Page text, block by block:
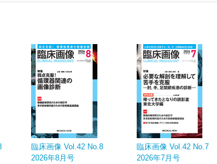
臨床画像 Vol.42 No.8
2026年8月号
臨床画像 Vol.42 No.7
2026年7月号